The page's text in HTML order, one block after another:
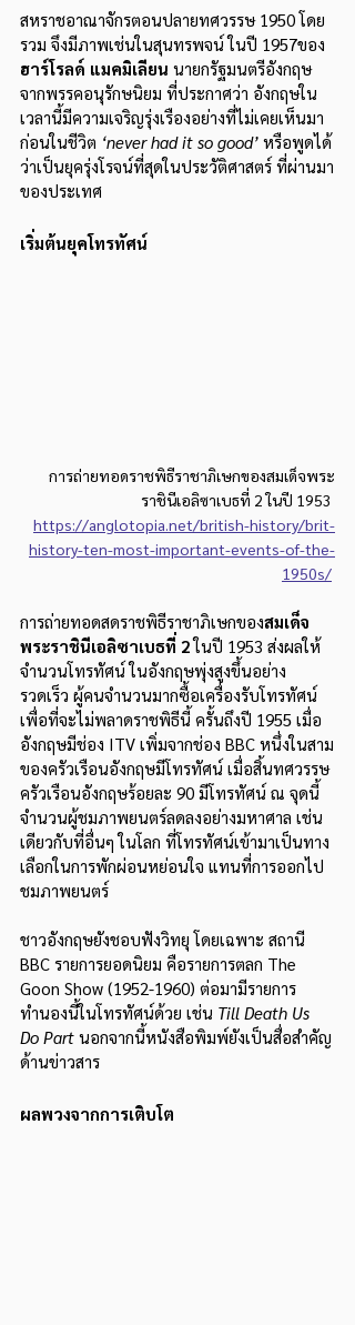
สหราชอาณาจักรตอนปลายทศวรรษ 1950 โดย
รวม จึงมีภาพเช่นในสุนทรพจน์ ในปี 1957ของ
ฮาร์โรลด์ แมคมิเลียน นายกรัฐมนตรีอังกฤษ
จากพรรคอนุรักษนิยม ที่ประกาศว่า อังกฤษใน
เวลานี้มีความเจริญรุ่งเรืองอย่างที่ไม่เคยเห็นมา
ก่อนในชีวิต ‘never had it so good’ หรือพูดได้
ว่าเป็นยุครุ่งโรจน์ที่สุดในประวัติศาสตร์ ที่ผ่านมา
ของประเทศ
เริ่มต้นยุคโทรทัศน์
การถ่ายทอดราชพิธีราชาภิเษกของสมเด็จพระ
ราชินีเอลิซาเบธที่ 2 ในปี 1953
https://anglotopia.net/british-history/brit-
history-ten-most-important-events-of-the-
1950s/
การถ่ายทอดสดราชพิธีราชาภิเษกของสมเด็จ
พระราชินีเอลิซาเบธที่ 2 ในปี 1953 ส่งผลให้
จำนวนโทรทัศน์ ในอังกฤษพุ่งสูงขึ้นอย่าง
รวดเร็ว ผู้คนจำนวนมากซื้อเครื่องรับโทรทัศน์
เพื่อที่จะไม่พลาดราชพิธีนี้ ครั้นถึงปี 1955 เมื่อ
อังกฤษมีช่อง ITV เพิ่มจากช่อง BBC หนึ่งในสาม
ของครัวเรือนอังกฤษมีโทรทัศน์ เมื่อสิ้นทศวรรษ
ครัวเรือนอังกฤษร้อยละ 90 มีโทรทัศน์ ณ จุดนี้
จำนวนผู้ชมภาพยนตร์ลดลงอย่างมหาศาล เช่น
เดียวกับที่อื่นๆ ในโลก ที่โทรทัศน์เข้ามาเป็นทาง
เลือกในการพักผ่อนหย่อนใจ แทนที่การออกไป
ชมภาพยนตร์
ชาวอังกฤษยังชอบฟังวิทยุ โดยเฉพาะ สถานี
BBC รายการยอดนิยม คือรายการตลก The
Goon Show (1952-1960) ต่อมามีรายการ
ทำนองนี้ในโทรทัศน์ด้วย เช่น Till Death Us
Do Part นอกจากนี้หนังสือพิมพ์ยังเป็นสื่อสำคัญ
ด้านข่าวสาร
ผลพวงจากการเติบโต